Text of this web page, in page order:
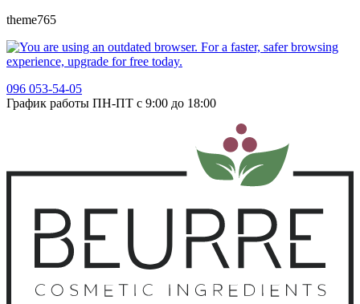
theme765
096 053-54-05
График работы ПН-ПТ с 9:00 до 18:00